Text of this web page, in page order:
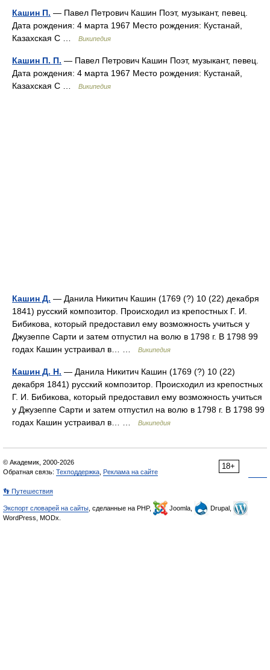
Кашин П. — Павел Петрович Кашин Поэт, музыкант, певец.
Дата рождения: 4 марта 1967 Место рождения: Кустанай,
Казахская С …
Википедия
Кашин П. П. — Павел Петрович Кашин Поэт, музыкант, певец.
Дата рождения: 4 марта 1967 Место рождения: Кустанай,
Казахская С …
Википедия
Кашин Д. — Данила Никитич Кашин (1769 (?) 10 (22) декабря
1841) русский композитор. Происходил из крепостных Г. И.
Бибикова, который предоставил ему возможность учиться у
Джузеппе Сарти и затем отпустил на волю в 1798 г. В 1798 99
годах Кашин устраивал в… …
Википедия
Кашин Д. Н. — Данила Никитич Кашин (1769 (?) 10 (22)
декабря 1841) русский композитор. Происходил из крепостных
Г. И. Бибикова, который предоставил ему возможность учиться
у Джузеппе Сарти и затем отпустил на волю в 1798 г. В 1798 99
годах Кашин устраивал в… …
Википедия
18+
© Академик, 2000-2026
Обратная связь: Техподдержка Реклама на сайте
👣 Путешествия
Экспорт словарей на сайты , сделанные на PHP, Joomla,
Drupal,
WordPress, MODx.